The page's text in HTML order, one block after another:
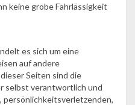
keine grobe Fahrlässigkeit
es sich um eine
auf andere
Seiten sind die
selbst verantwortlich und
persönlichkeitsverletzenden,